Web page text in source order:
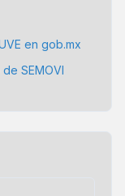
en gob.mx
SEMOVI